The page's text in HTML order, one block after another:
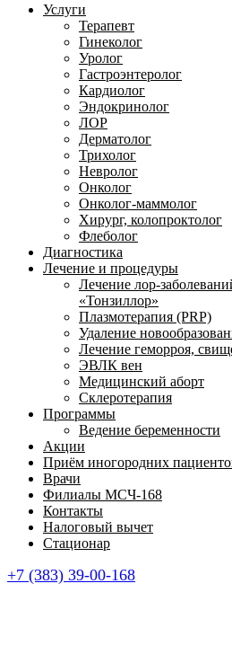
Услуги
Терапевт
Гинеколог
Уролог
Гастроэнтеролог
Кардиолог
Эндокринолог
ЛОР
Дерматолог
Трихолог
Невролог
Онколог
Онколог-маммолог
Хирург, колопроктолог
Флеболог
Диагностика
Лечение и процедуры
Лечение лор-
«Тонзиллор»
Плазмотерапия (PRP)
Удаление
Лечение геморроя,
ЭВЛК вен
Медицинский аборт
Склеротерапия
Программы
Ведение беременности
Акции
Приём иногородних
Врачи
Филиалы МСЧ-168
Контакты
Налоговый вычет
Стационар
+7 (383) 39-00-168